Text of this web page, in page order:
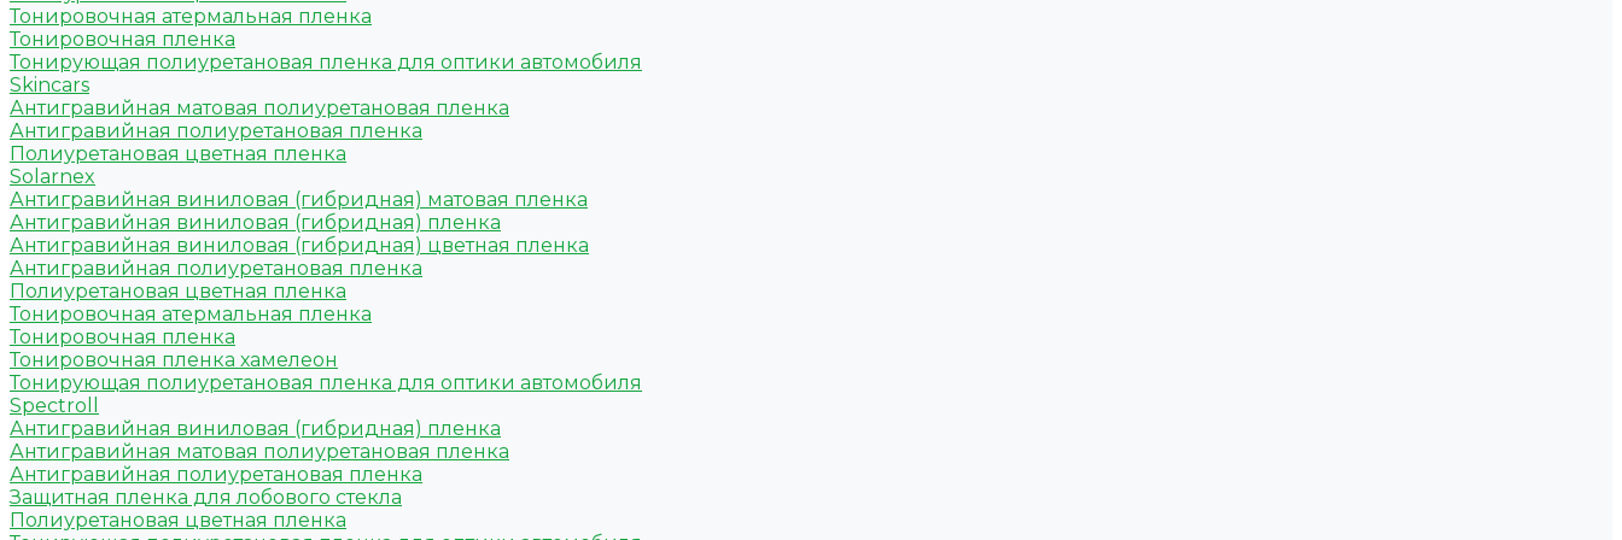
Тонировочная атермальная пленка
Тонировочная пленка
Тонирующая полиуретановая пленка для оптики автомобиля
Skincars
Антигравийная матовая полиуретановая пленка
Антигравийная полиуретановая пленка
Полиуретановая цветная пленка
Solarnex
Антигравийная виниловая (гибридная) матовая пленка
Антигравийная виниловая (гибридная) пленка
Антигравийная виниловая (гибридная) цветная пленка
Антигравийная полиуретановая пленка
Полиуретановая цветная пленка
Тонировочная атермальная пленка
Тонировочная пленка
Тонировочная пленка хамелеон
Тонирующая полиуретановая пленка для оптики автомобиля
Spectroll
Антигравийная виниловая (гибридная) пленка
Антигравийная матовая полиуретановая пленка
Антигравийная полиуретановая пленка
Защитная пленка для лобового стекла
Полиуретановая цветная пленка